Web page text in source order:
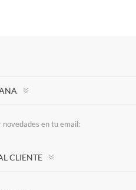
en tu email:
CLIENTE